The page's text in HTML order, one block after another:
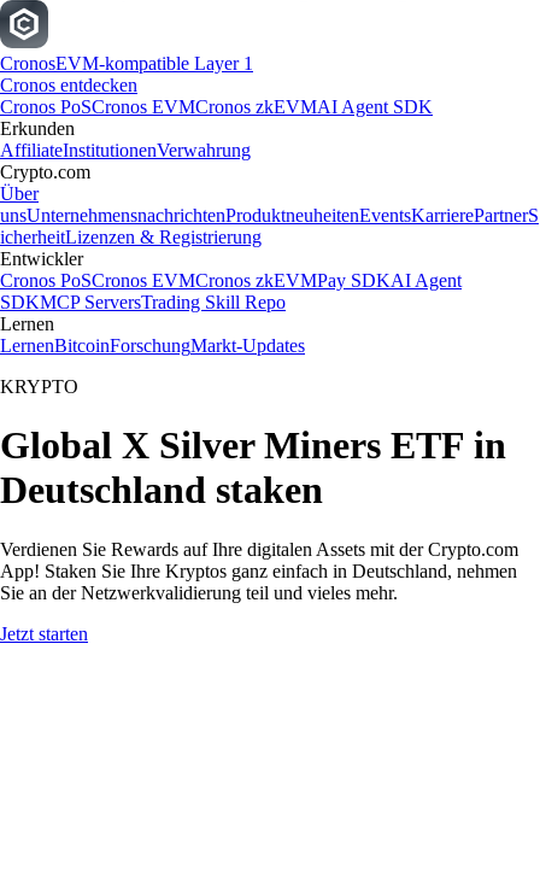
CronosEVM-kompatible Layer 1
Cronos entdecken
Cronos PoSCronos EVMCronos zkEVMAI Agent SDK
Erkunden
AffiliateInstitutionenVerwahrung
Crypto.com
Über
unsUnternehmensnachrichtenProduktneuheitenEventsKarrierePartnerS
icherheitLizenzen & Registrierung
Entwickler
Cronos PoSCronos EVMCronos zkEVMPay SDKAI Agent
SDKMCP ServersTrading Skill Repo
Lernen
LernenBitcoinForschungMarkt-Updates
KRYPTO
Global X Silver Miners ETF in
Deutschland staken
Verdienen Sie Rewards auf Ihre digitalen Assets mit der Crypto.com
App! Staken Sie Ihre Kryptos ganz einfach in Deutschland, nehmen
Sie an der Netzwerkvalidierung teil und vieles mehr.
Jetzt starten